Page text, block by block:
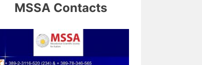
MSSA Contacts